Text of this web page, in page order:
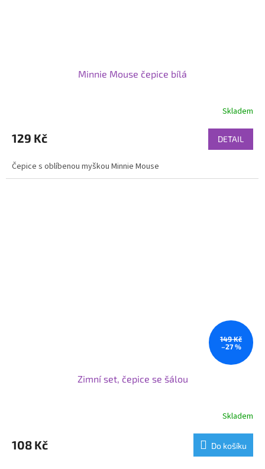
Minnie Mouse čepice bílá
Skladem
129 Kč DETAIL
Čepice s oblíbenou myškou Minnie Mouse
149 Kč
–27 %
Zimní set, čepice se šálou
Skladem
108 Kč Do košíku